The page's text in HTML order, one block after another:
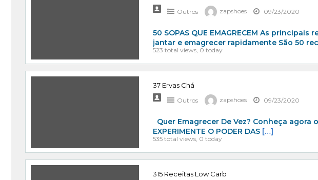
Outros zapshoes 09/23/2020
50 SOPAS QUE EMAGRECEM As
jantar e emagrecer rapidamente São 50
523 total views, 0 today
37 Ervas Chá
Outros zapshoes 09/23/2020
Quer Emagrecer De Vez? Conheça agora
EXPERIMENTE O PODER DAS […]
535 total views, 0 today
315 Receitas Low Carb